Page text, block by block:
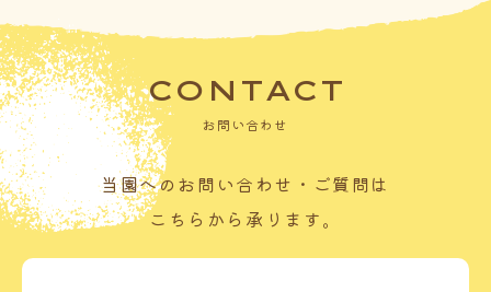
CONTACT
お問い合わせ
当園へのお問い合わせ・ご質問は
こちらから承ります。